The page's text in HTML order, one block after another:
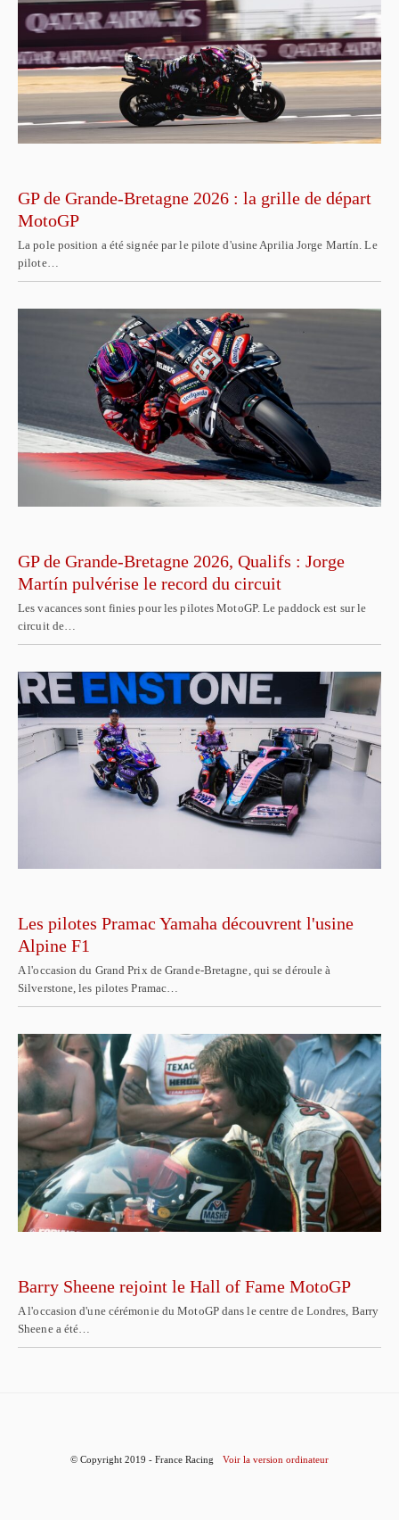
GP de Grande-Bretagne 2026 : la grille de départ
MotoGP
La pole position a été signée par le pilote d'usine Aprilia Jorge Martín. Le
pilote…
GP de Grande-Bretagne 2026, Qualifs : Jorge
Martín pulvérise le record du circuit
Les vacances sont finies pour les pilotes MotoGP. Le paddock est sur le
circuit de…
Les pilotes Pramac Yamaha découvrent l'usine
Alpine F1
A l'occasion du Grand Prix de Grande-Bretagne, qui se déroule à
Silverstone, les pilotes Pramac…
Barry Sheene rejoint le Hall of Fame MotoGP
A l'occasion d'une cérémonie du MotoGP dans le centre de Londres, Barry
Sheene a été…
© Copyright 2019 - France Racing Voir la version ordinateur